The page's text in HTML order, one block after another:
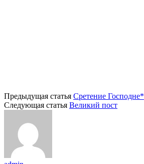
Предыдущая статья Сретение Господне*
Следующая статья Великий пост